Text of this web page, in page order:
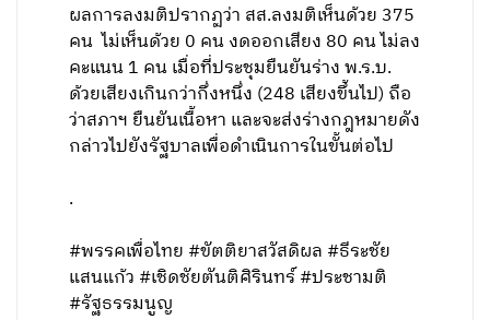
ผลการลงมติปรากฏว่า สส.ลงมติเห็นด้วย 375
คน ไม่เห็นด้วย 0 คน งดออกเสียง 80 คน ไม่ลง
คะแนน 1 คน เมื่อที่ประชุมยืนยันร่าง พ.ร.บ.
ด้วยเสียงเกินกว่ากึ่งหนึ่ง (248 เสียงขึ้นไป) ถือ
ว่าสภาฯ ยืนยันเนื้อหา และจะส่งร่างกฎหมายดัง
กล่าวไปยังรัฐบาลเพื่อดำเนินการในขั้นต่อไป
.
#พรรคเพื่อไทย #ขัตติยาสวัสดิผล #ธีระชัย
แสนแก้ว #เชิดชัยตันติศิรินทร์ #ประชามติ
#รัฐธรรมนูญ